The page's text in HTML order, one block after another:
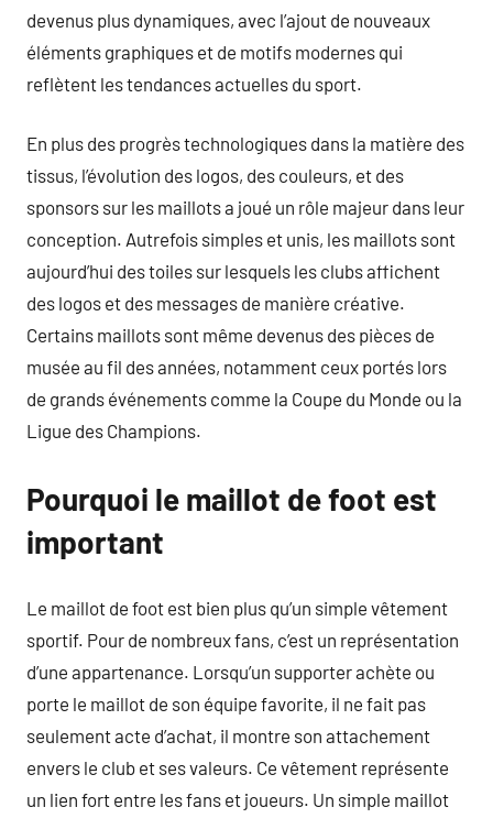
devenus plus dynamiques, avec l’ajout de nouveaux
éléments graphiques et de motifs modernes qui
reflètent les tendances actuelles du sport.
En plus des progrès technologiques dans la matière des
tissus, l’évolution des logos, des couleurs, et des
sponsors sur les maillots a joué un rôle majeur dans leur
conception. Autrefois simples et unis, les maillots sont
aujourd’hui des toiles sur lesquels les clubs affichent
des logos et des messages de manière créative.
Certains maillots sont même devenus des pièces de
musée au fil des années, notamment ceux portés lors
de grands événements comme la Coupe du Monde ou la
Ligue des Champions.
Pourquoi le maillot de foot est
important
Le maillot de foot est bien plus qu’un simple vêtement
sportif. Pour de nombreux fans, c’est un représentation
d’une appartenance. Lorsqu’un supporter achète ou
porte le maillot de son équipe favorite, il ne fait pas
seulement acte d’achat, il montre son attachement
envers le club et ses valeurs. Ce vêtement représente
un lien fort entre les fans et joueurs. Un simple maillot